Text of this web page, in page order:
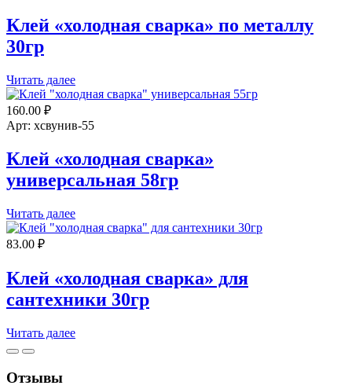
58гр
Клей «холодная сварка» по металлу
30гр
Читать далее
160.00 ₽
Арт: хсвунив-55
Клей «холодная сварка»
универсальная 58гр
Читать далее
83.00 ₽
Клей «холодная сварка» для
сантехники 30гр
Читать далее
Отзывы